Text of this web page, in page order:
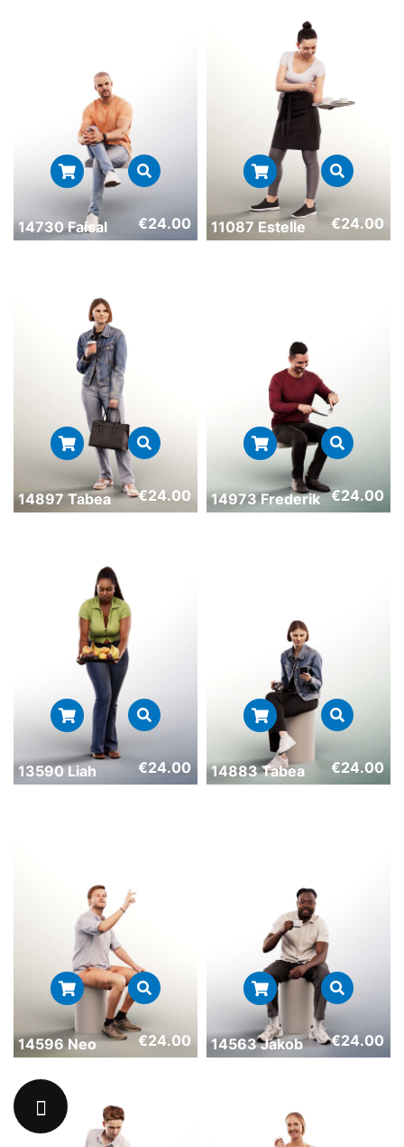
14730 Faisal €24.00 11087 Estelle €24.00
14897 Tabea €24.00 14973 Frederik €24.00
13590 Liah €24.00 14883 Tabea €24.00
14596 Neo €24.00 14563 Jakob €24.00